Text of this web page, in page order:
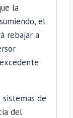
la
el
rebajar a
de
del